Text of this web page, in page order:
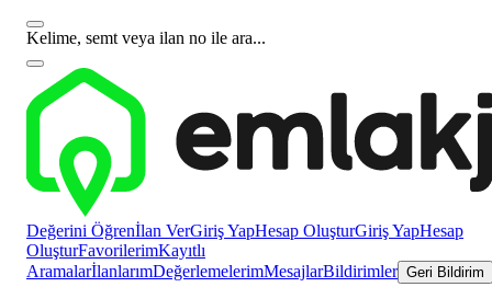
Kelime, semt veya ilan no ile ara...
Değerini Öğrenİlan VerGiriş YapHesap OluşturGiriş YapHesap
OluşturFavorilerimKayıtlı
AramalarİlanlarımDeğerlemelerimMesajlarBildirimler Geri Bildirim